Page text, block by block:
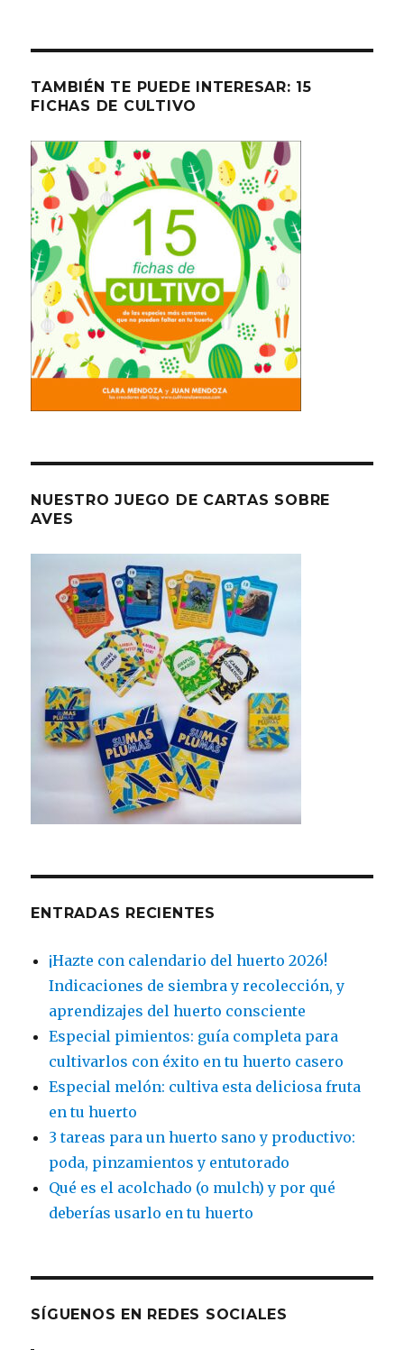
TAMBIÉN TE PUEDE INTERESAR: 15
FICHAS DE CULTIVO
NUESTRO JUEGO DE CARTAS SOBRE
AVES
ENTRADAS RECIENTES
¡Hazte con calendario del huerto 2026!
Indicaciones de siembra y recolección, y
aprendizajes del huerto consciente
Especial pimientos: guía completa para
cultivarlos con éxito en tu huerto casero
Especial melón: cultiva esta deliciosa fruta
en tu huerto
3 tareas para un huerto sano y productivo:
poda, pinzamientos y entutorado
Qué es el acolchado (o mulch) y por qué
deberías usarlo en tu huerto
SÍGUENOS EN REDES SOCIALES